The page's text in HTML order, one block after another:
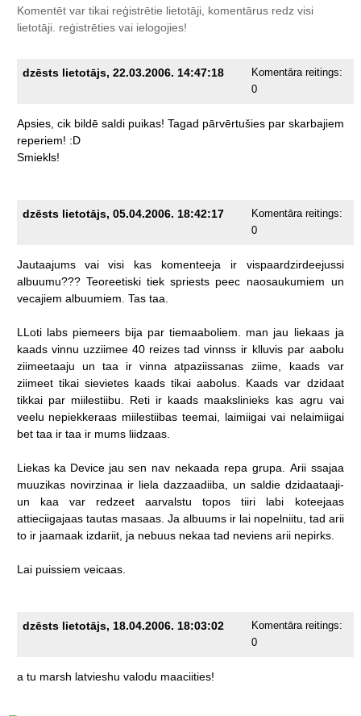
Komentēt var tikai reģistrētie lietotāji, komentārus redz visi
lietotāji. reģistrētiesvai ielogojies!
dzēsts lietotājs, 22.03.2006. 14:47:18
Komentāra reitings:
0
Apsies, cik bildē saldi puikas! Tagad pārvērtušies par skarbajiem
reperiem! :D
Smiekls!
dzēsts lietotājs, 05.04.2006. 18:42:17
Komentāra reitings:
0
Jautaajums vai visi kas komenteeja ir
vispaardzirdeejussi
albuumu??? Teoreetiski tiek spriests peec naosaukumiem un
vecajiem albuumiem. Tas taa.
LLoti labs piemeers bija par tiemaaboliem. man jau liekaas ja
kaads vinnu uzziimee 40 reizes tad vinnss ir klluvis par aabolu
ziimeetaaju
un taa ir vinna atpaziissanas ziime, kaads
var
ziimeet tikai sievietes kaads tikai aabolus. Kaads var dzidaat
tikkai par miilestiibu. Reti ir kaads maakslinieks kas agru vai
veelu nepiekkeraas miilestiibas teemai, laimiigai vai nelaimiigai
bet taa ir taa ir mums liidzaas.
Liekas ka Device jau sen nav nekaada repa grupa. Arii ssajaa
muuzikas novirzinaa ir liela dazzaadiiba, un saldie dzidaataaji-
un
kaa var redzeet aarvalstu topos tiiri labi
koteejaas
attieciigajaas tautas masaas. Ja albuums ir lai nopelniitu, tad arii
to ir jaamaak izdariit, ja nebuus nekaa tad neviens arii nepirks.
Lai puissiem veicaas.
dzēsts lietotājs, 18.04.2006. 18:03:02
Komentāra reitings:
0
a tu marsh latvieshu valodu maaciities!